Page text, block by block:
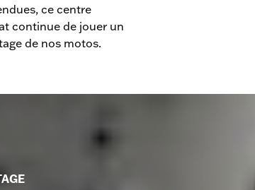
ce centre
continue de jouer un
de nos motos.